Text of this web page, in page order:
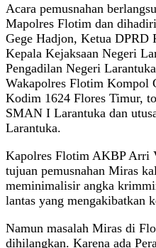
Acara pemusnahan
Mapolres Flotim dan
Gege Hadjon, Ketua DPRD
Kepala Kejaksaan Negeri
Pengadilan Negeri
Wakapolres Flotim Kompol
Kodim 1624 Flores Timur,
SMAN I Larantuka dan
Larantuka.
Kapolres Flotim AKBP Arri
tujuan pemusnahan Miras
meminimalisir angka
lantas yang mengakibatkan
Namun masalah Miras di
dihilangkan. Karena ada